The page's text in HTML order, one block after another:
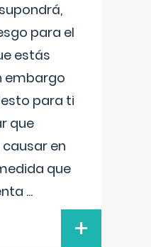
para el
estás
embargo
para ti
que
en
que
...
+